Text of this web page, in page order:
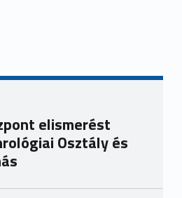
elismerést
Osztály és